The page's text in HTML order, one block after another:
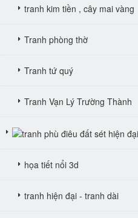
tranh kim tiền , cây mai vàng
Tranh phòng thờ
Tranh tứ quý
Tranh Vạn Lý Trường Thành
họa tiết nổi 3d
tranh hiện đại - tranh dài